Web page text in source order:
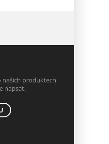
našich produktech
napsat.